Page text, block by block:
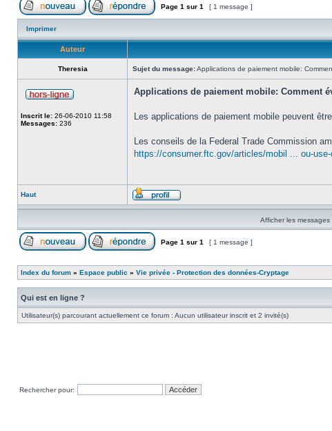
Page 1 sur 1 [ 1 message ]
Imprimer
Auteur
Theresia Sujet du message:Applications de paiement mobile:
Inscrit le: 26-06-2010 11:58
Messages: 236
Applications de paiement mobile: Comment
Les applications de paiement mobile peuvent
Les conseils de la Federal Trade Commission
https://consumer.ftc.gov/articles/mobil ... ou-use-
Haut
Afficher les
Page 1 sur 1 [ 1 message ]
Index du forum » Espace public » Vie privée - Protection des données-Cryptage
Qui est en ligne ?
Utilisateur(s) parcourant actuellement ce forum : Aucun utilisateur inscrit et 2 invité(s)
Rechercher pour: